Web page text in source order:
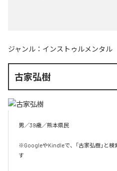
ジャンル： インストゥルメンタル
古家弘樹
男／39歳／熊本県民
※GoogleやKindleで、「古家弘樹」と
す